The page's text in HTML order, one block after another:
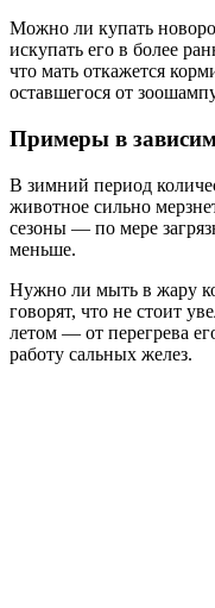
Можно ли купать
искупать его в более
что мать откажется
оставшегося от
Примеры в
В зимний период
животное сильно
сезоны — по мере
меньше.
Нужно ли мыть в жару
говорят, что не стоит
летом — от перегрева
работу сальных желез.